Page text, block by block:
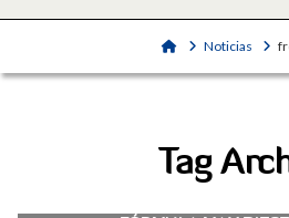
HomeNoticias
Tag